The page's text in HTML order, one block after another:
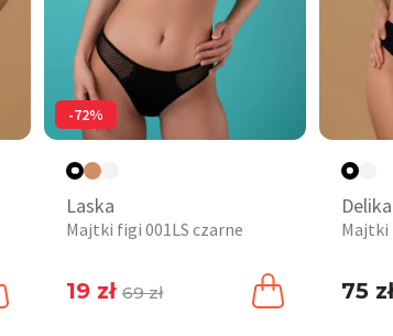
-72%
Laska
Majtki figi 001LS czarne
19 zł 69 zł
Majtki
75 zł